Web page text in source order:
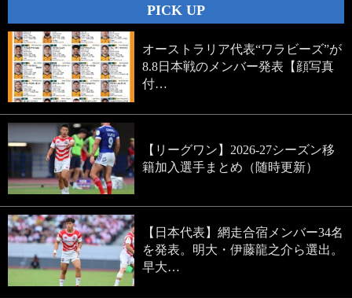
PICK UP
オーストラリア代表“ワラビーズ”が
8.8日本戦のメンバー発表【顔写真
付…
【リーグワン】2026-27シーズン移
籍加入選手まとめ（随時更新）
【日本代表】網走合宿メンバー34名
を発表。明大・伊藤龍之介ら選出。
早大…